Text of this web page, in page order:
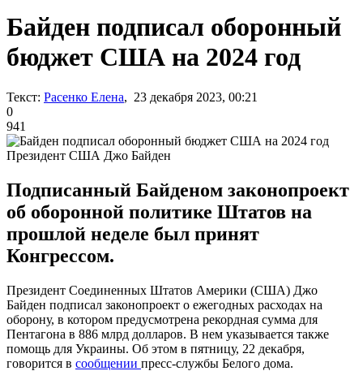
Байден подписал оборонный
бюджет США на 2024 год
Текст: Расенко Елена, 23 декабря 2023, 00:21
0
941
Президент США Джо Байден
Подписанный Байденом законопроект
об оборонной политике Штатов на
прошлой неделе был принят
Конгрессом.
Президент Соединенных Штатов Америки (США) Джо
Байден подписал законопроект о ежегодных расходах на
оборону, в котором предусмотрена рекордная сумма для
Пентагона в 886 млрд долларов. В нем указывается также
помощь для Украины. Об этом в пятницу, 22 декабря,
говорится в сообщении пресс-службы Белого дома.